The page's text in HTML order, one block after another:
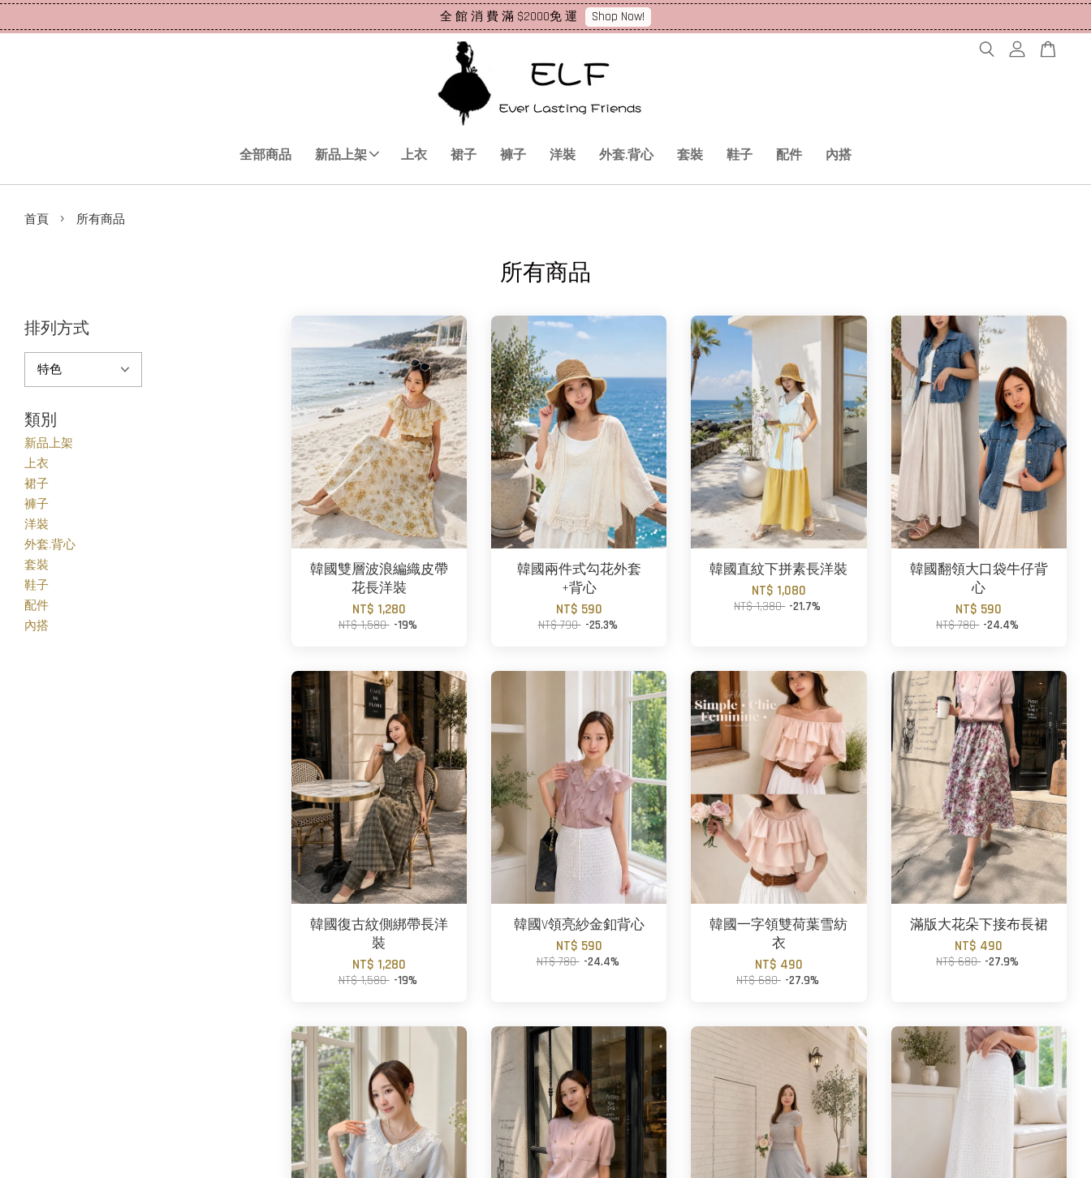
全 館 消 費 滿 $2000免 運 Shop Now!
全部商品 新品上架 上衣 裙子 褲子 洋裝 外套.背心 套裝 鞋子 配件 內搭
首頁 › 所有商品
所有商品
排列方式
類別
新品上架
上衣
裙子
褲子
洋裝
外套.背心
套裝
鞋子
配件
內搭
韓國雙層波浪編織皮帶
花長洋裝
NT$ 1,280
NT$ 1,580 -19%
韓國兩件式勾花外套
+背心
NT$ 590
NT$ 790 -25.3%
韓國直紋下拼素長洋裝
NT$ 1,080
NT$ 1,380 -21.7%
韓國翻領大口袋牛仔背
心
NT$ 590
NT$ 780 -24.4%
韓國復古紋側綁帶長洋
裝
NT$ 1,280
NT$ 1,580 -19%
韓國V領亮紗金釦背心
NT$ 590
NT$ 780 -24.4%
韓國一字領雙荷葉雪紡
衣
NT$ 490
NT$ 680 -27.9%
滿版大花朵下接布長裙
NT$ 490
NT$ 680 -27.9%